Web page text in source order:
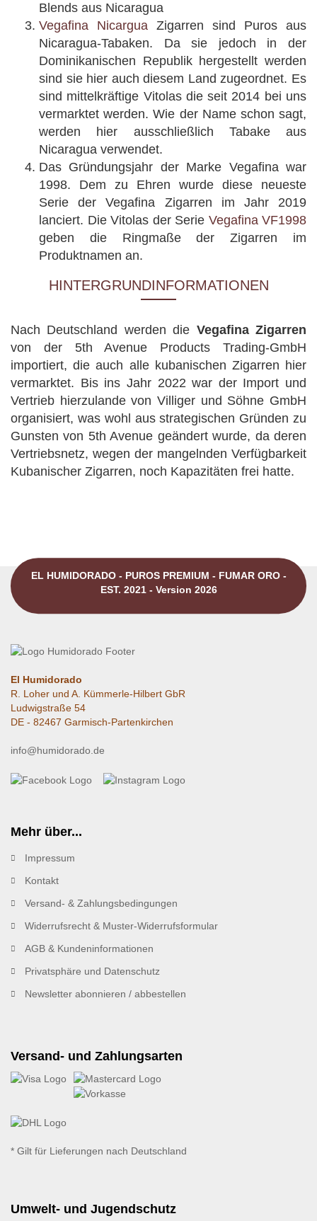
Blends aus Nicaragua
Vegafina Nicargua Zigarren sind Puros aus
Nicaragua-Tabaken. Da sie jedoch in der
Dominikanischen Republik hergestellt werden
sind sie hier auch diesem Land zugeordnet. Es
sind mittelkräftige Vitolas die seit 2014 bei uns
vermarktet werden. Wie der Name schon sagt,
werden hier ausschließlich Tabake aus
Nicaragua verwendet.
Das Gründungsjahr der Marke Vegafina war
1998. Dem zu Ehren wurde diese neueste
Serie der Vegafina Zigarren im Jahr 2019
lanciert. Die Vitolas der Serie Vegafina VF1998
geben die Ringmaße der Zigarren im
Produktnamen an.
HINTERGRUNDINFORMATIONEN
Nach Deutschland werden die Vegafina Zigarren
von der 5th Avenue Products Trading-GmbH
importiert, die auch alle kubanischen Zigarren hier
vermarktet. Bis ins Jahr 2022 war der Import und
Vertrieb hierzulande von Villiger und Söhne GmbH
organisiert, was wohl aus strategischen Gründen zu
Gunsten von 5th Avenue geändert wurde, da deren
Vertriebsnetz, wegen der mangelnden Verfügbarkeit
Kubanischer Zigarren, noch Kapazitäten frei hatte.
EL HUMIDORADO - PUROS PREMIUM - FUMAR ORO -
EST. 2021 - Version 2026
El Humidorado
R. Loher und A. Kümmerle-Hilbert GbR
Ludwigstraße 54
DE - 82467 Garmisch-Partenkirchen
info@humidorado.de
Mehr über...
Impressum
Kontakt
Versand- & Zahlungsbedingungen
Widerrufsrecht & Muster-Widerrufsformular
AGB & Kundeninformationen
Privatsphäre und Datenschutz
Newsletter abonnieren / abbestellen
Versand- und Zahlungsarten
* Gilt für Lieferungen nach Deutschland
Umwelt- und Jugendschutz